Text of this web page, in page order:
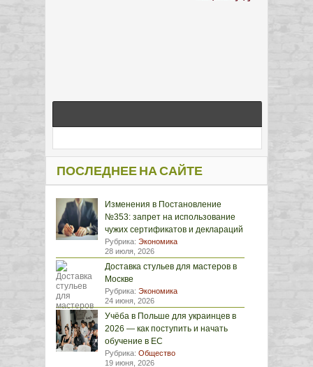
ПОСЛЕДНЕЕ НА САЙТЕ
Изменения в Постановление
№353: запрет на использование
чужих сертификатов и деклараций
Рубрика: Экономика
28 июля, 2026
Доставка стульев для мастеров в
Москве
Рубрика: Экономика
24 июня, 2026
Учёба в Польше для украинцев в
2026 — как поступить и начать
обучение в ЕС
Рубрика: Общество
19 июня, 2026